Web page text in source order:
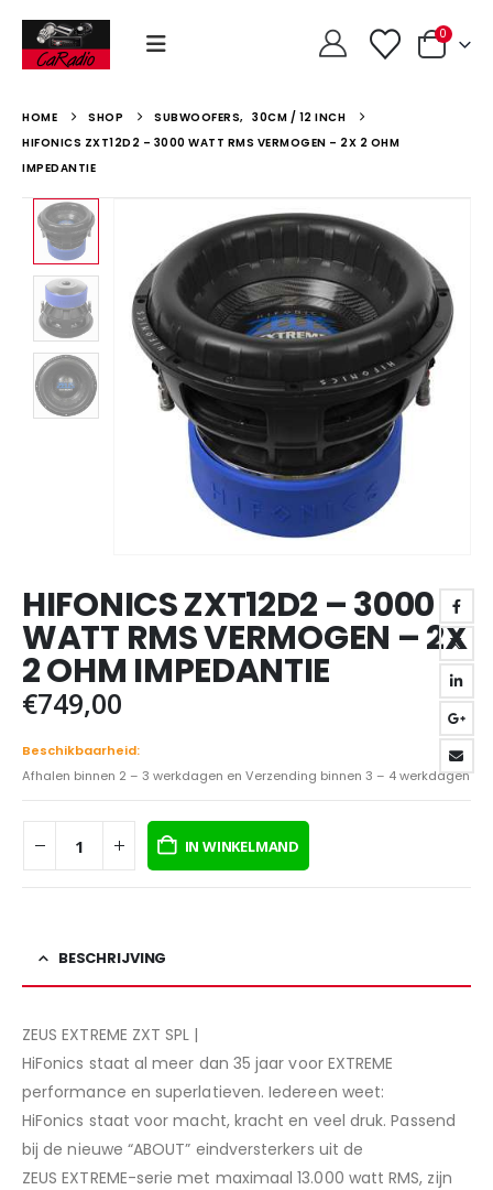
0
HOME SHOP SUBWOOFERS, 30CM / 12 INCH
HIFONICS ZXT12D2 – 3000 WATT RMS VERMOGEN – 2X 2 OHM
IMPEDANTIE
HIFONICS ZXT12D2 – 3000
WATT RMS VERMOGEN – 2X
2 OHM IMPEDANTIE
€749,00
Beschikbaarheid:
Afhalen binnen 2 – 3 werkdagen en Verzending binnen 3 – 4 werkdagen
IN WINKELMAND
BESCHRIJVING
ZEUS EXTREME ZXTSPL |
HiFonics staat al meer dan 35 jaar voor EXTREME
performance en superlatieven. Iedereen weet:
HiFonics staat voor macht, kracht en veel druk. Passend
bij de nieuwe “ABOUT” eindversterkers uit de
ZEUSEXTREME-serie met maximaal 13.000 watt RMS, zijn